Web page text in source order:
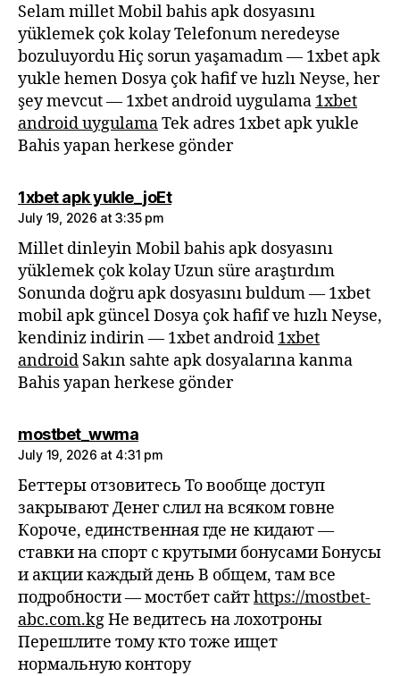
Selam millet Mobil bahis apk dosyasını
yüklemek çok kolay Telefonum neredeyse
bozuluyordu Hiç sorun yaşamadım — 1xbet apk
yukle hemen Dosya çok hafif ve hızlı Neyse, her
şey mevcut — 1xbet android uygulama 1xbet
android uygulamaTek adres 1xbet apk yukle
Bahis yapan herkese gönder
1xbet apk yukle_joEtsays:
July 19, 2026 at 3:35 pm
Millet dinleyin Mobil bahis apk dosyasını
yüklemek çok kolay Uzun süre araştırdım
Sonunda doğru apk dosyasını buldum — 1xbet
mobil apk güncel Dosya çok hafif ve hızlı Neyse,
kendiniz indirin — 1xbet android 1xbet
android Sakın sahte apk dosyalarına kanma
Bahis yapan herkese gönder
mostbet_wwmasays:
July 19, 2026 at 4:31 pm
Беттеры отзовитесь То вообще доступ
закрывают Денег слил на всяком говне
Короче, единственная где не кидают —
ставки на спорт с крутыми бонусами Бонусы
и акции каждый день В общем, там все
подробности — мостбет сайтhttps://mostbet-
abc.com.kgНе ведитесь на лохотроны
Перешлите тому кто тоже ищет
нормальную контору